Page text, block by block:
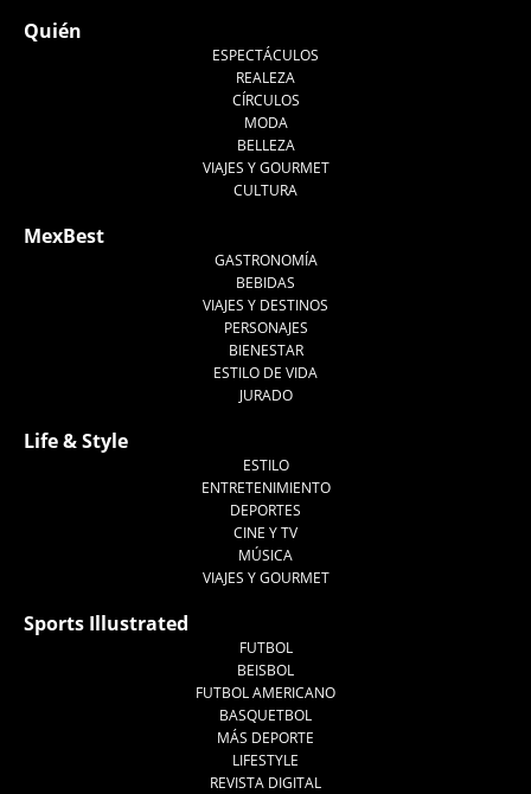
Quién
ESPECTÁCULOS
REALEZA
CÍRCULOS
MODA
BELLEZA
VIAJES Y GOURMET
CULTURA
MexBest
GASTRONOMÍA
BEBIDAS
VIAJES Y DESTINOS
PERSONAJES
BIENESTAR
ESTILO DE VIDA
JURADO
Life & Style
ESTILO
ENTRETENIMIENTO
DEPORTES
CINE Y TV
MÚSICA
VIAJES Y GOURMET
Sports Illustrated
FUTBOL
BEISBOL
FUTBOL AMERICANO
BASQUETBOL
MÁS DEPORTE
LIFESTYLE
REVISTA DIGITAL